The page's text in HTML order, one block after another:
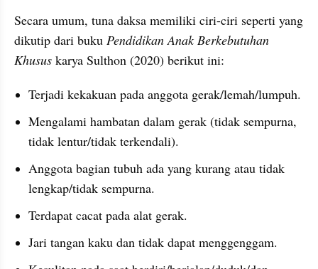
Secara umum, tuna daksa memiliki ciri-ciri seperti yang
dikutip dari buku Pendidikan Anak Berkebutuhan
Khusus karya Sulthon (2020) berikut ini:
Terjadi kekakuan pada anggota gerak/lemah/lumpuh.
Mengalami hambatan dalam gerak (tidak sempurna,
tidak lentur/tidak terkendali).
Anggota bagian tubuh ada yang kurang atau tidak
lengkap/tidak sempurna.
Terdapat cacat pada alat gerak.
Jari tangan kaku dan tidak dapat menggenggam.